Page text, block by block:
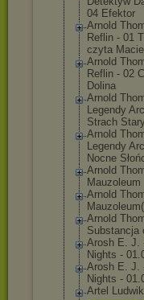
04 Efektor
Arnold
Reflin - 01
czyta
Arnold
Reflin - 02
Dolina
Arnold
Legendy
Strach
Arnold
Legendy
Nocne
Arnold
Mauzoleum
Arnold
Arnold
Substancja
Arosh E. J.
Nights -
Arosh E. J.
Nights -
Artel